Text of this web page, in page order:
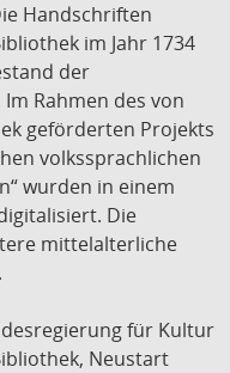
Handschriften
im Jahr 1734
der
Rahmen des von
geförderten Projekts
volkssprachlichen
wurden in einem
Die
mittelalterliche
für Kultur
Neustart